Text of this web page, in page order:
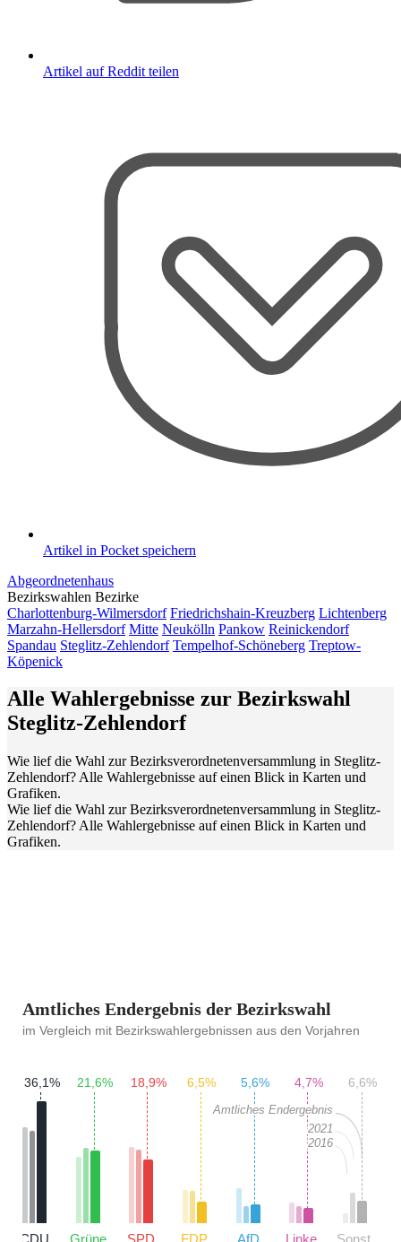
Artikel auf Reddit teilen
Artikel in Pocket speichern
Abgeordnetenhaus
Bezirkswahlen Bezirke
Charlottenburg-Wilmersdorf Friedrichshain-Kreuzberg Lichtenberg
Marzahn-Hellersdorf Mitte Neukölln Pankow Reinickendorf
Spandau Steglitz-Zehlendorf Tempelhof-Schöneberg Treptow-
Köpenick
Alle Wahlergebnisse zur Bezirkswahl
Steglitz-Zehlendorf
Wie lief die Wahl zur Bezirksverordnetenversammlung in Steglitz-
Zehlendorf? Alle Wahlergebnisse auf einen Blick in Karten und
Grafiken.
Wie lief die Wahl zur Bezirksverordnetenversammlung in Steglitz-
Zehlendorf? Alle Wahlergebnisse auf einen Blick in Karten und
Grafiken.
Amtliches Endergebnis der Bezirkswahl
im Vergleich mit Bezirkswahlergebnissen aus den Vorjahren
36,1% 21,6% 18,9% 6,5% 5,6% 4,7% 6,6%
Amtliches Endergebnis
2021
2016